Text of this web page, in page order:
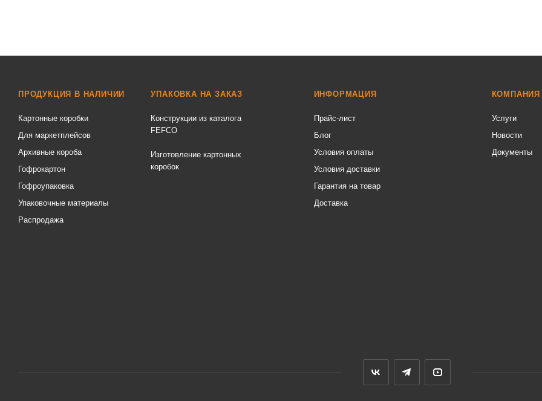
ПРОДУКЦИЯ В НАЛИЧИИ
Картонные коробки
Для маркетплейсов
Архивные короба
Гофрокартон
Гофроупаковка
Упаковочные материалы
Распродажа
УПАКОВКА НА ЗАКАЗ
Конструкции из каталога
FEFCO
Изготовление картонных
коробок
ИНФОРМАЦИЯ
Прайс-лист
Блог
Условия оплаты
Условия доставки
Гарантия на товар
Доставка
КОМПАНИЯ
Услуги
Новости
Документы